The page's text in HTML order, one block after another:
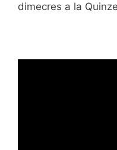
dimecres a la